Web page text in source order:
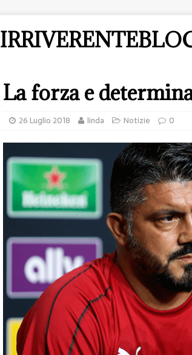
La forza e
26 Luglio 2018 linda Notizie 0